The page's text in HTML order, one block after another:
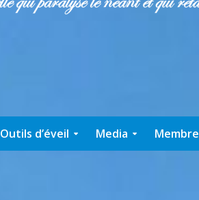
Outils d’éveil Media Membre